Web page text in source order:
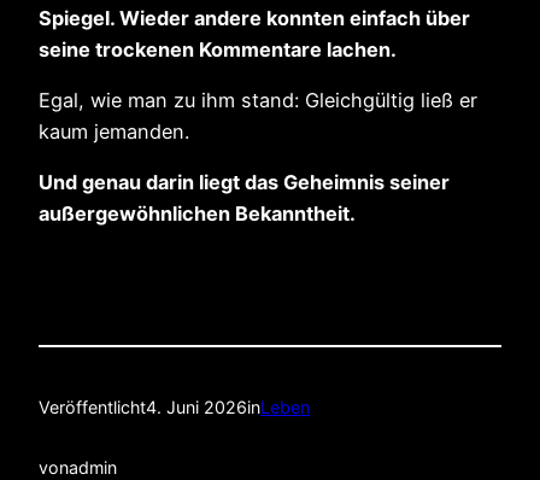
Spiegel. Wieder andere konnten einfach über
seine trockenen Kommentare lachen.
Egal, wie man zu ihm stand: Gleichgültig ließ er
kaum jemanden.
Und genau darin liegt das Geheimnis seiner
außergewöhnlichen Bekanntheit.
Veröffentlicht4. Juni 2026inLeben
vonadmin